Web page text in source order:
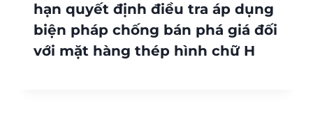
hạn quyết định điều tra áp dụng
biện pháp chống bán phá giá đối
với mặt hàng thép hình chữ H